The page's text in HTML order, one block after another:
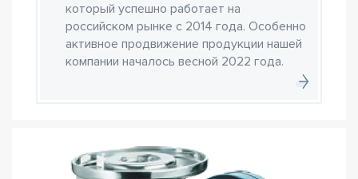
который успешно работает на
российском рынке с 2014 года. Особенно
активное продвижение продукции нашей
компании началось весной 2022 года.